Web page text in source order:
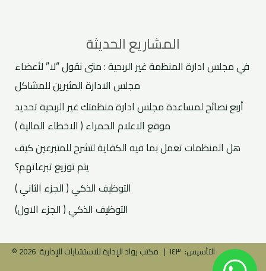
المشاريع الحديثة
في مجلس ادارة المنظمة غير الربحية : متى نقول “لا” لأعضاء
مجلس الادارة المثيرين للمشاكل
أربع نصائح لمساعدة مجلس ادارة منظمتك غير الربحية تحديد
موقع الاعلام الحمراء ( الاخطاء المالية )
هل المنظمات تعمل بما فيه الكفاية لتشرح للمتبرعين كيف
يتم توزيع تبرعاتهم؟
التوظيف الذكي ( الجزء الثاني )
التوظيف الذكي ( الجزء الاول)
© 2026 التأسيس: ١٤٣٠ | مكتب رواد الإدارة للاستشارات الإدارية